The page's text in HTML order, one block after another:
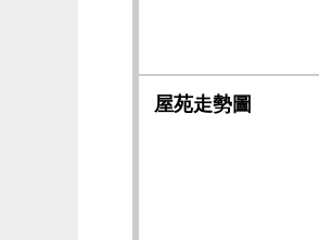
屋苑走勢圖